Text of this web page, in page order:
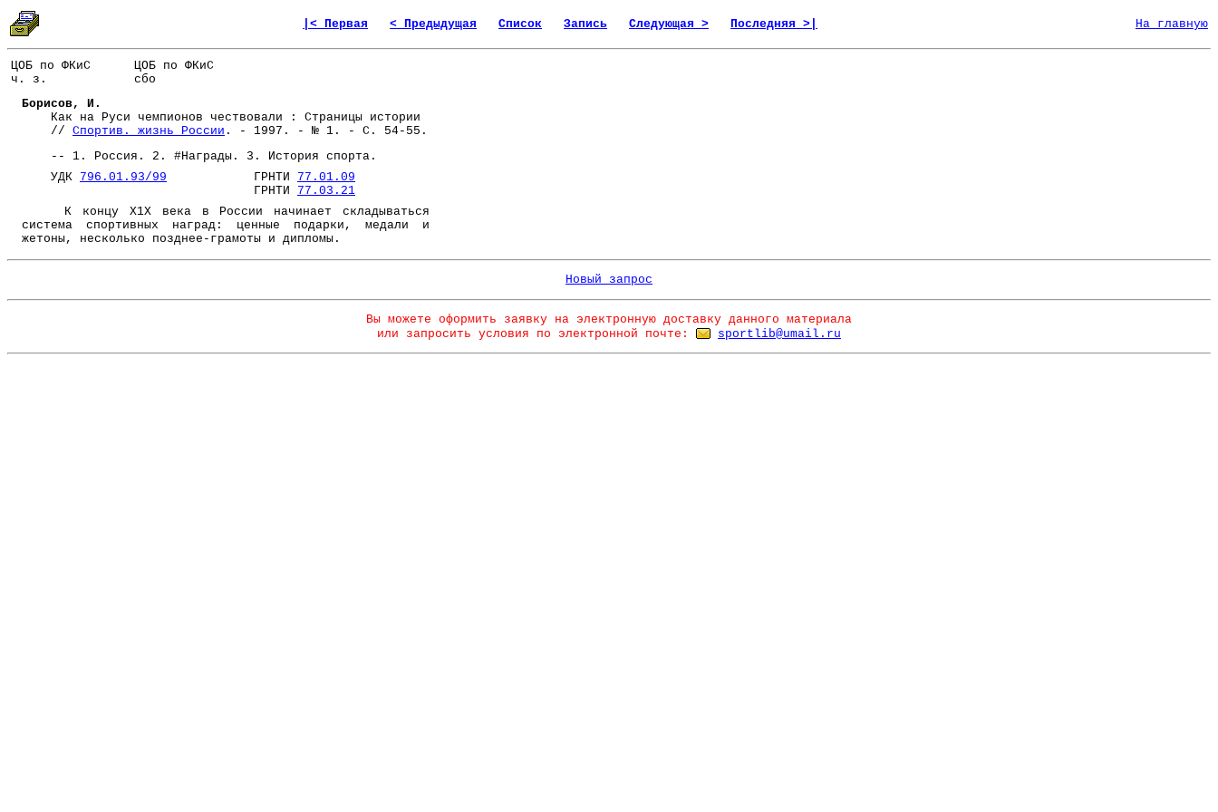
|< Первая < Предыдущая Список Запись Следующая > Последняя >| На главную
ЦОБ по ФКиС
ч. з.
ЦОБ по ФКиС
сбо
Борисов, И.
Как на Руси чемпионов чествовали : Страницы истории
// Спортив. жизнь России . - 1997. - № 1. - С. 54-55.
-- 1. Россия. 2. #Награды. 3. История спорта.
УДК 796.01.93/99 ГРНТИ 77.01.09
ГРНТИ 77.03.21
К концу Х1Х века в России начинает складываться
система спортивных наград: ценные подарки, медали и
жетоны, несколько позднее-грамоты и дипломы.
Новый запрос
Вы можете оформить заявку на электронную доставку данного материала
или запросить условия по электронной почте:
sportlib@umail.ru